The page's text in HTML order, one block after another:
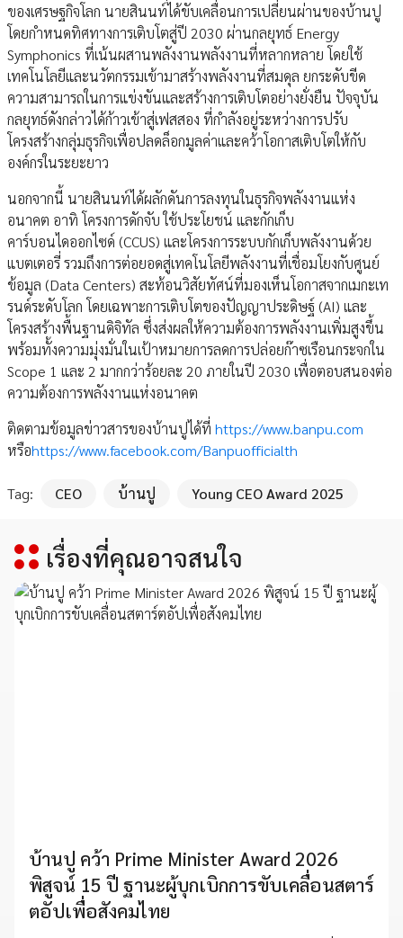
ของเศรษฐกิจโลก นายสินนท์ได้ขับเคลื่อนการเปลี่ยนผ่านของบ้านปู
โดยกำหนดทิศทางการเติบโตสู่ปี 2030 ผ่านกลยุทธ์ Energy
Symphonics ที่เน้นผสานพลังงานพลังงานที่หลากหลาย โดยใช้
เทคโนโลยีและนวัตกรรมเข้ามาสร้างพลังงานที่สมดุล ยกระดับขีด
ความสามารถในการแข่งขันและสร้างการเติบโตอย่างยั่งยืน ปัจจุบัน
กลยุทธ์ดังกล่าวได้ก้าวเข้าสู่เฟสสอง ที่กำลังอยู่ระหว่างการปรับ
โครงสร้างกลุ่มธุรกิจเพื่อปลดล็อกมูลค่าและคว้าโอกาสเติบโตให้กับ
องค์กรในระยะยาว
นอกจากนี้ นายสินนท์ได้ผลักดันการลงทุนในธุรกิจพลังงานแห่ง
อนาคต อาทิ โครงการดักจับ ใช้ประโยชน์ และกักเก็บ
คาร์บอนไดออกไซด์ (CCUS) และโครงการระบบกักเก็บพลังงานด้วย
แบตเตอรี่ รวมถึงการต่อยอดสู่เทคโนโลยีพลังงานที่เชื่อมโยงกับศูนย์
ข้อมูล (Data Centers) สะท้อนวิสัยทัศน์ที่มองเห็นโอกาสจากเมกะเท
รนด์ระดับโลก โดยเฉพาะการเติบโตของปัญญาประดิษฐ์ (AI) และ
โครงสร้างพื้นฐานดิจิทัล ซึ่งส่งผลให้ความต้องการพลังงานเพิ่มสูงขึ้น
พร้อมทั้งความมุ่งมั่นในเป้าหมายการลดการปล่อยก๊าซเรือนกระจกใน
Scope 1 และ 2 มากกว่าร้อยละ 20 ภายในปี 2030 เพื่อตอบสนองต่อ
ความต้องการพลังงานแห่งอนาคต
ติดตามข้อมูลข่าวสารของบ้านปูได้ที่ https://www.banpu.com
หรือhttps://www.facebook.com/Banpuofficialth
Tag: CEO บ้านปู Young CEO Award 2025
เรื่องที่คุณอาจสนใจ
บ้านปู คว้า Prime Minister Award 2026
พิสูจน์ 15 ปี ฐานะผู้บุกเบิกการขับเคลื่อนสตาร์
ตอัปเพื่อสังคมไทย